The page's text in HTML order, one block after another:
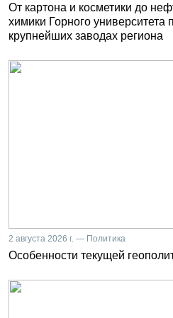
От картона и косметики до
химики Горного университета
крупнейших заводах региона
2 августа 2026 г. — Политика
Особенности текущей